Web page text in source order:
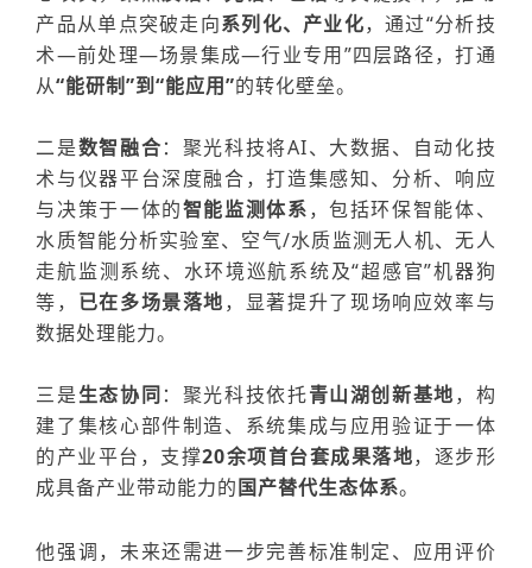
产品从单点突破走向系列化、产业化，通过“分析技
术—前处理—场景集成—行业专用”四层路径，打通
从“能研制”到“能应用”的转化壁垒。
二是数智融合：聚光科技将AI、大数据、自动化技
术与仪器平台深度融合，打造集感知、分析、响应
与决策于一体的智能监测体系，包括环保智能体、
水质智能分析实验室、空气/水质监测无人机、无人
走航监测系统、水环境巡航系统及“超感官”机器狗
等， 已在多场景落地， 显著提升了现场响应效率与
数据处理能力。
三是生态协同 ：聚光科技依托青山湖创新基地，构
建了集核心部件制造、系统集成与应用验证于一体
的产业平台，支撑20余项首台套成果落地，逐步形
成具备产业带动能力的国产替代生态体系。
他强调，未来还需进一步完善标准制定、应用评价